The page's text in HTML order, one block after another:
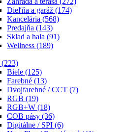
Dieľňa a garáž (174)
Kancelária (568)
Predajňa (143)
Sklad a hala (91)
Wellness (189)
(223)
Biele (125)
Farebné (13)
Dvojfarebné / CCT (7)
RGB (19)
RGB+W (18)
COB pásy (36)
Digitálne / SPI (6)